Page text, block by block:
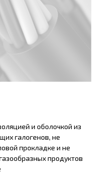
и оболочкой из
галогенов, не
прокладке и не
продуктов